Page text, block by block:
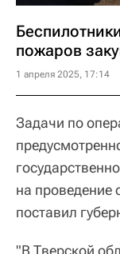
пожаров
1 апреля 2025, 17:14
Задачи по
на проведение
поставил
"В Тверской